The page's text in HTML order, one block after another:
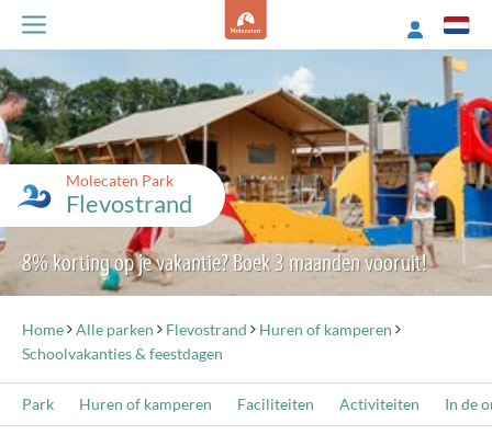
Molecaten Park
Flevostrand
8% korting op je vakantie? Boek 3 maanden vooruit!
Home Alle parken Flevostrand
Huren of kamperen
Schoolvakanties & feestdagen
Park Huren of kamperen Faciliteiten Activiteiten In de